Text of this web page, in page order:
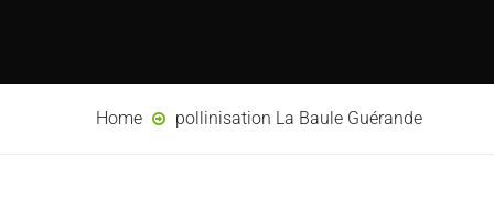
Home pollinisation La Baule Guérande